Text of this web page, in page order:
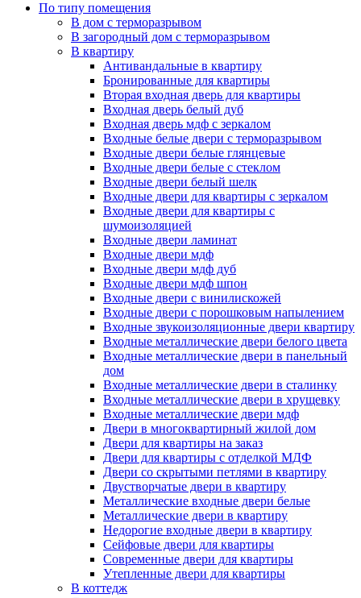
По типу помещения
В дом с терморазрывом
В загородный дом с терморазрывом
В квартиру
Антивандальные в квартиру
Бронированные для квартиры
Вторая входная дверь для квартиры
Входная дверь белый дуб
Входная дверь мдф с зеркалом
Входные белые двери с терморазрывом
Входные двери белые глянцевые
Входные двери белые с стеклом
Входные двери белый шелк
Входные двери для квартиры с зеркалом
Входные двери для квартиры с
шумоизоляцией
Входные двери ламинат
Входные двери мдф
Входные двери мдф дуб
Входные двери мдф шпон
Входные двери с винилискожей
Входные двери с порошковым напылением
Входные звукоизоляционные двери квартиру
Входные металлические двери белого цвета
Входные металлические двери в панельный
дом
Входные металлические двери в сталинку
Входные металлические двери в хрущевку
Входные металлические двери мдф
Двери в многоквартирный жилой дом
Двери для квартиры на заказ
Двери для квартиры с отделкой МДФ
Двери со скрытыми петлями в квартиру
Двустворчатые двери в квартиру
Металлические входные двери белые
Металлические двери в квартиру
Недорогие входные двери в квартиру
Сейфовые двери для квартиры
Современные двери для квартиры
Утепленные двери для квартиры
В коттедж